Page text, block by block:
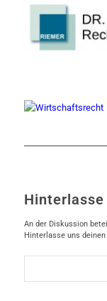
An der Diskussion
Hinterlasse uns